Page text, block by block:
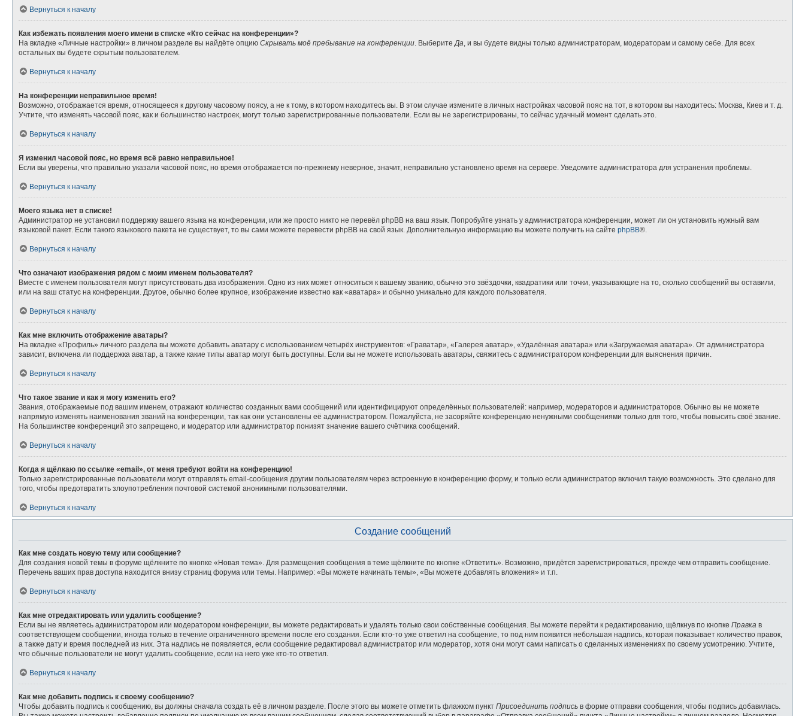
Вернуться к началу
Как избежать появления моего имени в списке «Кто сейчас на конференции»?
На вкладке «Личные настройки» в личном разделе вы найдёте опцию Скрывать моё пребывание на конференции. ВыберитеДа, и вы будете видны только администраторам, модераторам и самому себе. Для всех
остальных вы будете скрытым пользователем.
Вернуться к началу
На конференции неправильное время!
Возможно, отображается время, относящееся к другому часовому поясу, а не к тому, в котором находитесь вы. В этом случае измените в личных настройках часовой пояс на тот, в котором вы находитесь: Москва, Киев и т. д.
Учтите, что изменять часовой пояс, как и большинство настроек, могут только зарегистрированные пользователи. Если вы не зарегистрированы, то сейчас удачный момент сделать это.
Вернуться к началу
Я изменил часовой пояс, но время всё равно неправильное!
Если вы уверены, что правильно указали часовой пояс, но время отображается по-прежнему неверное, значит, неправильно установлено время на сервере. Уведомите администратора для устранения проблемы.
Вернуться к началу
Моего языка нет в списке!
Администратор не установил поддержку вашего языка на конференции, или же просто никто не перевёл phpBB на ваш язык. Попробуйте узнать у администратора конференции, может ли он установить нужный вам
языковой пакет. Если такого языкового пакета не существует, то вы сами можете перевести phpBB на свой язык. Дополнительную информацию вы можете получить на сайте phpBB®.
Вернуться к началу
Что означают изображения рядом с моим именем пользователя?
Вместе с именем пользователя могут присутствовать два изображения. Одно из них может относиться к вашему званию, обычно это звёздочки, квадратики или точки, указывающие на то, сколько сообщений вы оставили,
или на ваш статус на конференции. Другое, обычно более крупное, изображение известно как «аватара» и обычно уникально для каждого пользователя.
Вернуться к началу
Как мне включить отображение аватары?
На вкладке «Профиль» личного раздела вы можете добавить аватару с использованием четырёх инструментов: «Граватар», «Галерея аватар», «Удалённая аватара» или «Загружаемая аватара». От администратора
зависит, включена ли поддержка аватар, а также какие типы аватар могут быть доступны. Если вы не можете использовать аватары, свяжитесь с администратором конференции для выяснения причин.
Вернуться к началу
Что такое звание и как я могу изменить его?
Звания, отображаемые под вашим именем, отражают количество созданных вами сообщений или идентифицируют определённых пользователей: например, модераторов и администраторов. Обычно вы не можете
напрямую изменять наименования званий на конференции, так как они установлены её администратором. Пожалуйста, не засоряйте конференцию ненужными сообщениями только для того, чтобы повысить своё звание.
На большинстве конференций это запрещено, и модератор или администратор понизят значение вашего счётчика сообщений.
Вернуться к началу
Когда я щёлкаю по ссылке «email», от меня требуют войти на конференцию!
Только зарегистрированные пользователи могут отправлять email-сообщения другим пользователям через встроенную в конференцию форму, и только если администратор включил такую возможность. Это сделано для
того, чтобы предотвратить злоупотребления почтовой системой анонимными пользователями.
Вернуться к началу
Создание сообщений
Как мне создать новую тему или сообщение?
Для создания новой темы в форуме щёлкните по кнопке «Новая тема». Для размещения сообщения в теме щёлкните по кнопке «Ответить». Возможно, придётся зарегистрироваться, прежде чем отправить сообщение.
Перечень ваших прав доступа находится внизу страниц форума или темы. Например: «Вы можете начинать темы», «Вы можете добавлять вложения» и т.п.
Вернуться к началу
Как мне отредактировать или удалить сообщение?
Если вы не являетесь администратором или модератором конференции, вы можете редактировать и удалять только свои собственные сообщения. Вы можете перейти к редактированию, щёлкнув по кнопке Правка в
соответствующем сообщении, иногда только в течение ограниченного времени после его создания. Если кто-то уже ответил на сообщение, то под ним появится небольшая надпись, которая показывает количество правок,
а также дату и время последней из них. Эта надпись не появляется, если сообщение редактировал администратор или модератор, хотя они могут сами написать о сделанных изменениях по своему усмотрению. Учтите,
что обычные пользователи не могут удалить сообщение, если на него уже кто-то ответил.
Вернуться к началу
Как мне добавить подпись к своему сообщению?
Чтобы добавить подпись к сообщению, вы должны сначала создать её в личном разделе. После этого вы можете отметить флажком пункт Присоединить подпись в форме отправки сообщения, чтобы подпись добавилась.